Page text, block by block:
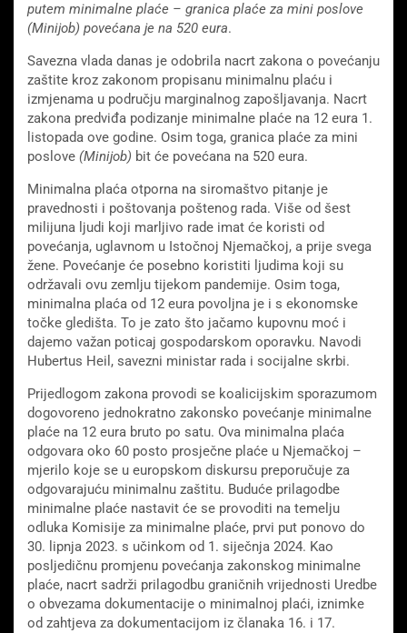
putem minimalne plaće – granica plaće za mini poslove
(Minijob) povećana je na 520 eura.
Savezna vlada danas je odobrila nacrt zakona o povećanju
zaštite kroz zakonom propisanu minimalnu plaću i
izmjenama u području marginalnog zapošljavanja. Nacrt
zakona predviđa podizanje minimalne plaće na 12 eura 1.
listopada ove godine. Osim toga, granica plaće za mini
poslove (Minijob) bit će povećana na 520 eura.
Minimalna plaća otporna na siromaštvo pitanje je
pravednosti i poštovanja poštenog rada. Više od šest
milijuna ljudi koji marljivo rade imat će koristi od
povećanja, uglavnom u Istočnoj Njemačkoj, a prije svega
žene. Povećanje će posebno koristiti ljudima koji su
održavali ovu zemlju tijekom pandemije. Osim toga,
minimalna plaća od 12 eura povoljna je i s ekonomske
točke gledišta. To je zato što jačamo kupovnu moć i
dajemo važan poticaj gospodarskom oporavku. Navodi
Hubertus Heil, savezni ministar rada i socijalne skrbi.
Prijedlogom zakona provodi se koalicijskim sporazumom
dogovoreno jednokratno zakonsko povećanje minimalne
plaće na 12 eura bruto po satu. Ova minimalna plaća
odgovara oko 60 posto prosječne plaće u Njemačkoj –
mjerilo koje se u europskom diskursu preporučuje za
odgovarajuću minimalnu zaštitu. Buduće prilagodbe
minimalne plaće nastavit će se provoditi na temelju
odluka Komisije za minimalne plaće, prvi put ponovo do
30. lipnja 2023. s učinkom od 1. siječnja 2024. Kao
posljedičnu promjenu povećanja zakonskog minimalne
plaće, nacrt sadrži prilagodbu graničnih vrijednosti Uredbe
o obvezama dokumentacije o minimalnoj plaći, iznimke
od zahtjeva za dokumentacijom iz članaka 16. i 17.